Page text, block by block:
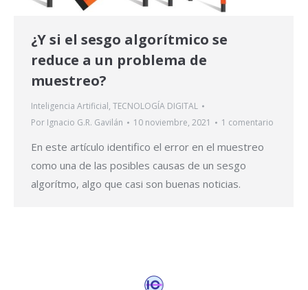
¿Y si el sesgo algorítmico se
reduce a un problema de
muestreo?
Inteligencia Artificial, TECNOLOGÍA DIGITAL
Por Ignacio G.R. Gavilán 10 noviembre, 2021 1 comentario
En este artículo identifico el error en el muestreo
como una de las posibles causas de un sesgo
algorítmo, algo que casi son buenas noticias.